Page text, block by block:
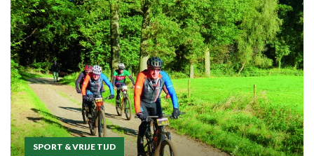
SPORT & VRIJE TIJD